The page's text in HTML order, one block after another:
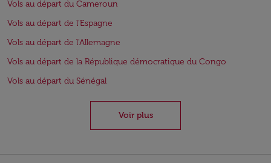
Vols au départ du Cameroun
Vols au départ de l'Espagne
Vols au départ de l'Allemagne
Vols au départ de la République démocratique du Congo
Vols au départ du Sénégal
Voir plus